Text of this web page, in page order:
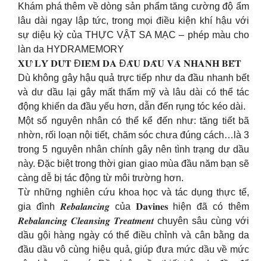
Khám phá thêm về dòng sản phẩm tăng cường độ ẩm
lâu dài ngay lập tức, trong mọi điều kiện khí hậu với
sự diệu kỳ của THỰC VẬT SA MẠC – phép màu cho
làn da HYDRAMEMORY
𝐗𝐔̛́ 𝐋𝐘́ 𝐃𝐔̛́𝐓 Đ𝐈𝐄̂̉𝐌 𝐃𝐀 Đ𝐀̂̀𝐔 𝐃𝐀̂̀𝐔 𝐕𝐀̀ 𝐍𝐇𝐀𝐍𝐇 𝐁𝐄̂́𝐓
Dù không gây hậu quả trực tiếp như da đầu nhanh bết
và dư dầu lại gây mất thẩm mỹ và lâu dài có thể tác
động khiến da đầu yếu hơn, dẫn đến rụng tóc kéo dài.
Một số nguyên nhân có thể kể đến như: tăng tiết bã
nhờn, rối loạn nội tiết, chăm sóc chưa đúng cách…là 3
trong 5 nguyên nhân chính gây nên tình trạng dư dầu
này. Đặc biệt trong thời gian giao mùa đầu năm bạn sẽ
càng dễ bị tác động từ môi trường hơn.
Từ những nghiên cứu khoa học và tác dụng thực tế,
gia đình 𝑹𝒆𝒃𝒂𝒍𝒂𝒏𝒄𝒊𝒏𝒈 của 𝐃𝐚𝐯𝐢𝐧𝐞𝐬 hiện đã có thêm
𝑹𝒆𝒃𝒂𝒍𝒂𝒏𝒄𝒊𝒏𝒈 𝑪𝒍𝒆𝒂𝒏𝒔𝒊𝒏𝒈 𝑻𝒓𝒆𝒂𝒕𝒎𝒆𝒏𝒕 chuyên sâu cùng với
dầu gội hàng ngày có thể điều chỉnh và cân bằng da
đầu dầu vô cùng hiệu quả, giúp đưa mức dầu về mức